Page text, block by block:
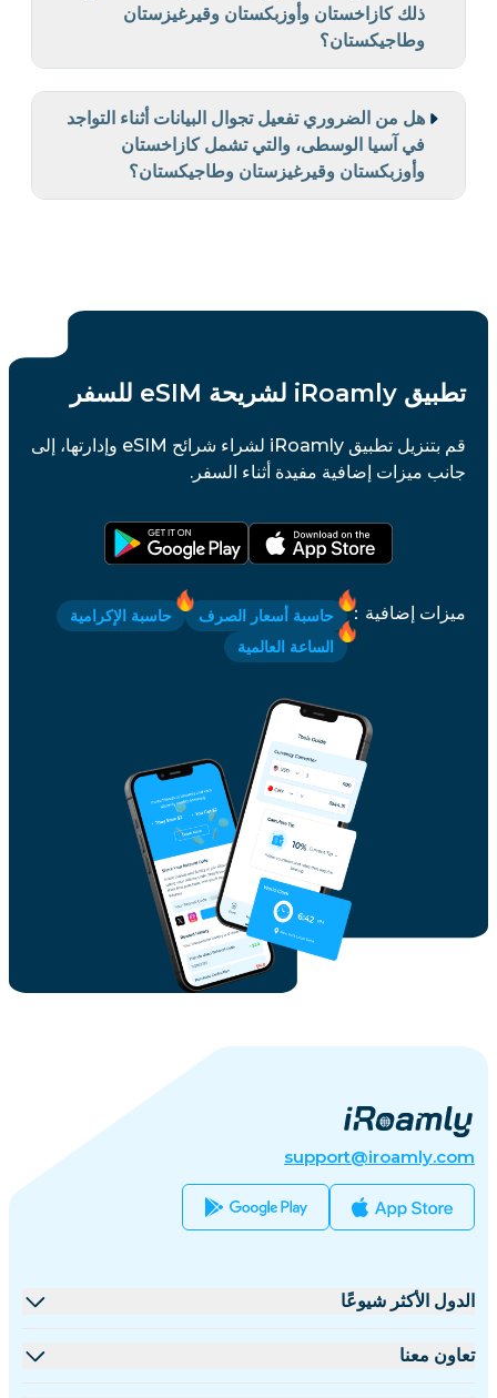
ذلك كازاخستان وأوزبكستان وقيرغيزستان
وطاجيكستان؟
هل من الضروري تفعيل تجوال البيانات أثناء التواجد
في آسيا الوسطى، والتي تشمل كازاخستان
وأوزبكستان وقيرغيزستان وطاجيكستان؟
تطبيق iRoamly لشريحة eSIM للسفر
قم بتنزيل تطبيق iRoamly لشراء شرائح eSIM وإدارتها، إلى
جانب ميزات إضافية مفيدة أثناء السفر.
ميزات إضافية ： حاسبة أسعار الصرف
حاسبة الإكرامية
الساعة العالمية
support@iroamly.com
الدول الأكثر شيوعًا
الولايات المتحدة
تعاون معنا